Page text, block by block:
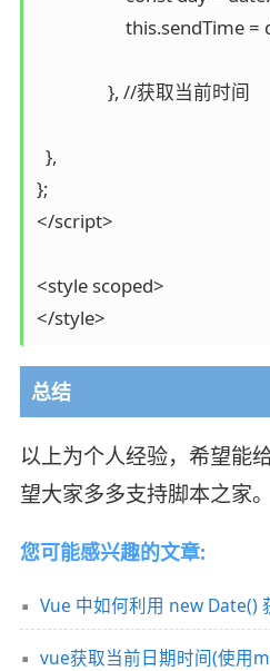
                }, //获取当前时间
  },
};
</script>
<style scoped>
</style>
总结
以上为个人经验，希望能
望大家多多支持脚本之家。
您可能感兴趣的文章:
Vue 中如何利用 new Date()
vue获取当前日期时间(使用